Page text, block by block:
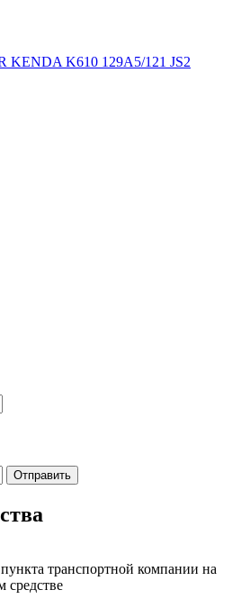
KENDA K610 129A5/121 JS2
Отправить
транспортной компании на
средстве